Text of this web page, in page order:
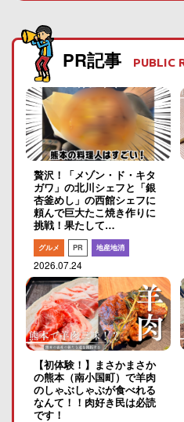
PR記事 PUBLIC
贅沢！「メゾン・ド・キタ
ガワ」の北川シェフと「銀
杏釜めし」の西館シェフに
頼んで巨大たこ焼き作りに
挑戦！果たして…
グルメ PR 地産地消
2026.07.24
【初体験！】まさかまさか
の熊本（南小国町）で羊肉
のしゃぶしゃぶが食べれる
なんて！！肉好き民は必読
です！